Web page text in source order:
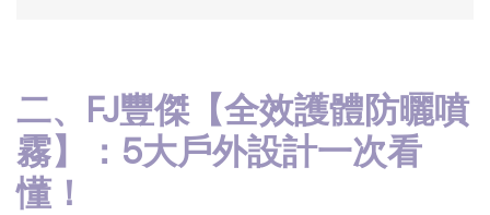
二、FJ豐傑【全效護體防曬噴
霧】：5大戶外設計一次看
懂！